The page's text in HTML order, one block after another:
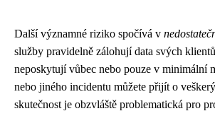
Další významné riziko spočívá v
služby pravidelně zálohují data svých
neposkytují vůbec nebo pouze v minimální
nebo jiného incidentu můžete přijít o
skutečnost je obzvláště problematická pro